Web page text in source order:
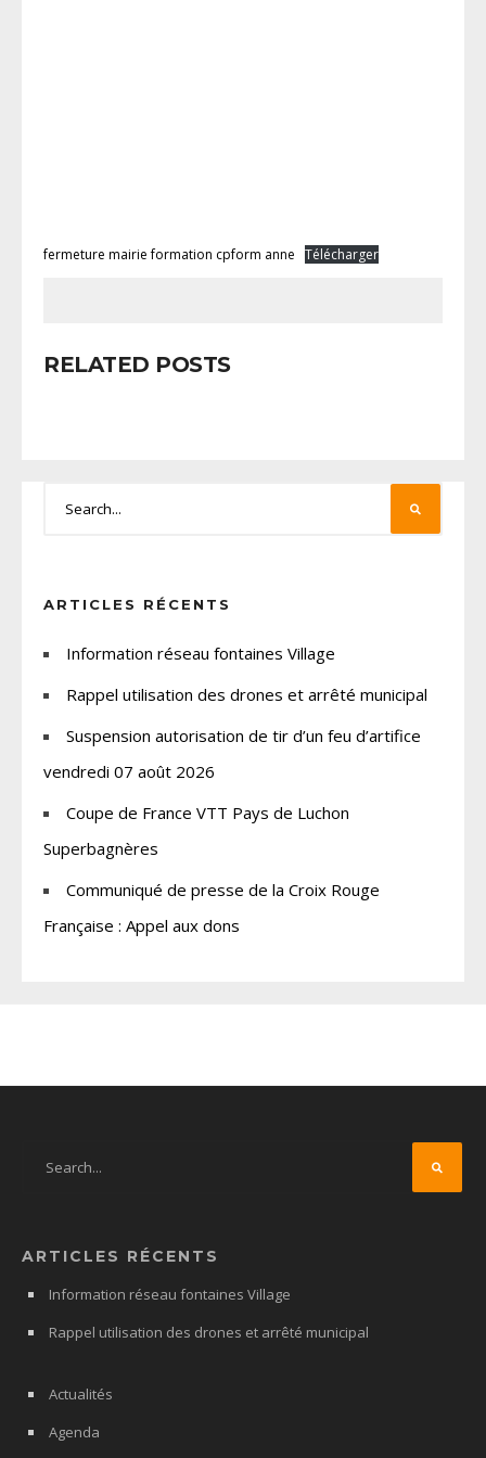
fermeture mairie formation cpform anne Télécharger
RELATED POSTS
ARTICLES RÉCENTS
Information réseau fontaines Village
Rappel utilisation des drones et arrêté municipal
Suspension autorisation de tir d’un feu d’artifice
vendredi 07 août 2026
Coupe de France VTT Pays de Luchon
Superbagnères
Communiqué de presse de la Croix Rouge
Française : Appel aux dons
ARTICLES RÉCENTS
Information réseau fontaines Village
Rappel utilisation des drones et arrêté municipal
Actualités
Agenda